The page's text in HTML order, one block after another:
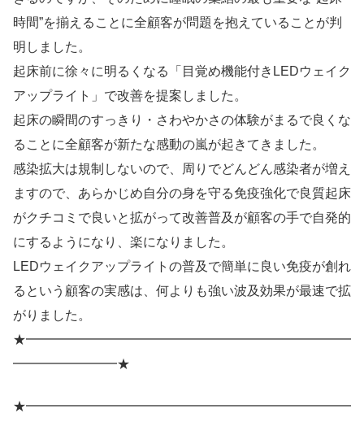
時間”を揃えることに全顧客が問題を抱えていることが判
明しました。
起床前に徐々に明るくなる「目覚め機能付きLEDウェイク
アップライト」で改善を提案しました。
起床の瞬間のすっきり・さわやかさの体験がまるで良くな
ることに全顧客が新たな感動の嵐が起きてきました。
感染拡大は規制しないので、周りでどんどん感染者が増え
ますので、あらかじめ自分の身を守る免疫強化で良質起床
がクチコミで良いと拡がって改善普及が顧客の手で自発的
にするようになり、楽になりました。
LEDウェイクアップライトの普及で簡単に良い免疫が創れ
るという顧客の実感は、何よりも強い波及効果が最速で拡
がりました。
★━━━━━━━━━━━━━━━━━━━━━━━━━
━━━━━━━━★
★━━━━━━━━━━━━━━━━━━━━━━━━━